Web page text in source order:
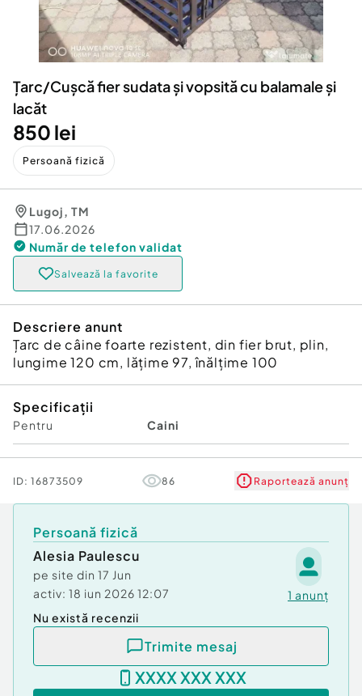
Servicii
Animale de companie
Afaceri și echipamente profesionale
Inchiriere Bunuri si Vehicule
Utilaje agricole si industriale
Piese auto si accesorii
Dacia Duster
Țarc/Cușcă fier sudata și vopsită cu balamale și
lacăt
850 lei
Persoană fizică
Lugoj, TM
17.06.2026
Număr de telefon validat
Salvează la favorite
Descriere anunt
Țarc de câine foarte rezistent, din fier brut, plin,
lungime 120 cm, lățime 97, înălțime 100
Specificații
Pentru Caini
ID: 16873509 86 Raportează anunț
Persoană fizică
Alesia Paulescu
pe site din 17 Jun
activ: 18 iun 2026 12:07 1 anunț
Nu există recenzii
Trimite mesaj
XXXX XXX XXX